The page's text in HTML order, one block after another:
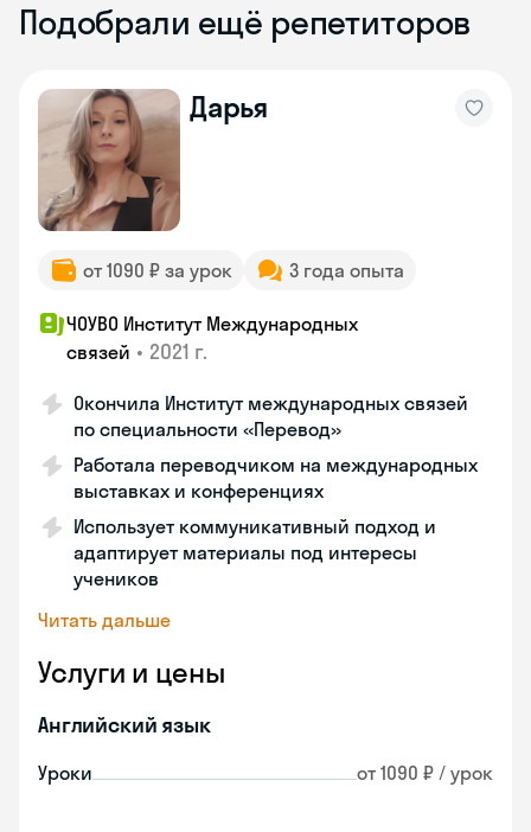
Подобрали ещё репетиторов
Дарья
от 1090 ₽ за урок 3 года опыта
ЧОУВО Институт Международных
связей • 2021 г.
Окончила Институт международных связей
по специальности «Перевод»
Работала переводчиком на международных
выставках и конференциях
Использует коммуникативный подход и
адаптирует материалы под интересы
учеников
Читать дальше
Услуги и цены
Английский язык
Уроки от 1090 ₽ / урок